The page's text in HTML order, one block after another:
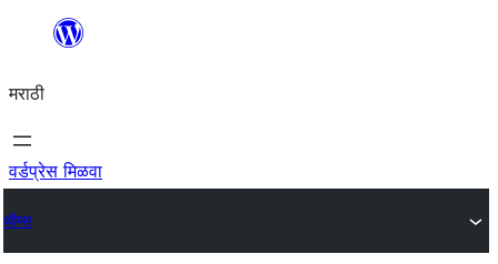
सामुग्रीवर
मराठी
वर्डप्रेस मिळवा
थीम्स